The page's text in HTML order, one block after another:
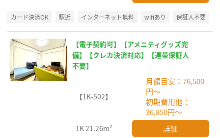
カード決済OK 駅近 インターネット無料 wifiあり 保証人不要
【電子契約可】【アメニティグッズ完
備】【クレカ決済対応】【連帯保証人
不要】
【1K-502】
月額目安：76,500
円～
初期費用他：
36,850円～
1K21.26m² 詳細